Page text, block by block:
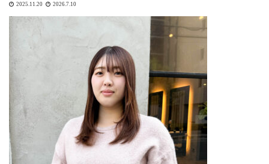
2025.11.20 2026.7.10